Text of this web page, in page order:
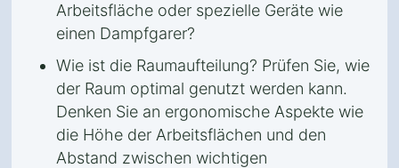
Arbeitsfläche oder spezielle Geräte wie
einen Dampfgarer?
Wie ist die Raumaufteilung? Prüfen Sie, wie
der Raum optimal genutzt werden kann.
Denken Sie an ergonomische Aspekte wie
die Höhe der Arbeitsflächen und den
Abstand zwischen wichtigen